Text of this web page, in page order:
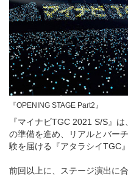
『OPENING STAGE Part2』
『マイナビTGC 2021 S/S』
の準備を進め、リアルとバー
験を届ける『アタラシイTGC
前回以上に、ステージ演出に